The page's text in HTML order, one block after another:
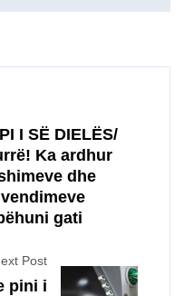
I SË DIELËS/
Ka ardhur
dhe
gati
Post
pini i